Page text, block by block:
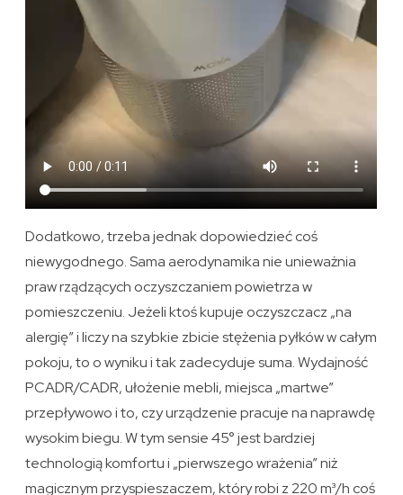
Dodatkowo, trzeba jednak dopowiedzieć coś
niewygodnego. Sama aerodynamika nie unieważnia
praw rządzących oczyszczaniem powietrza w
pomieszczeniu. Jeżeli ktoś kupuje oczyszczacz „na
alergię” i liczy na szybkie zbicie stężenia pyłków w całym
pokoju, to o wyniku i tak zadecyduje suma. Wydajność
PCADR/CADR, ułożenie mebli, miejsca „martwe”
przepływowo i to, czy urządzenie pracuje na naprawdę
wysokim biegu. W tym sensie 45° jest bardziej
technologią komfortu i „pierwszego wrażenia” niż
magicznym przyspieszaczem, który robi z 220 m³/h coś